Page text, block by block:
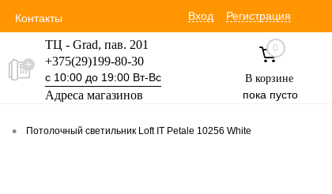
Контакты Вход Регистрация
ТЦ - Grad, пав. 201
+375(29)199-80-30
с 10:00 до 19:00 Вт-Вс
Адреса магазинов
+375(29)354-30-60
0
В корзине
пока пусто
• Потолочный светильник Loft IT Petale 10256 White